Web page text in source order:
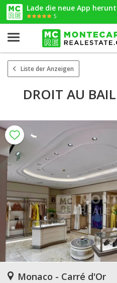
Lade die neue App
5
Liste der Anzeigen
DROIT AU
Monaco - Carré d'Or